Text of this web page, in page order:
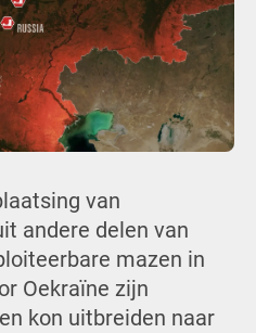
van
andere delen van
mazen in
Oekraïne zijn
kon uitbreiden naar